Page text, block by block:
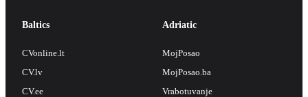
Baltics
CVonline.lt
CV.lv
CV.ee
Adriatic
MojPosao
MojPosao.ba
Vrabotuvanje